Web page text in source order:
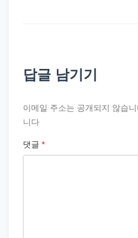
답글 남기기
이메일 주소는 공개되지 않습니
니다
댓글 *